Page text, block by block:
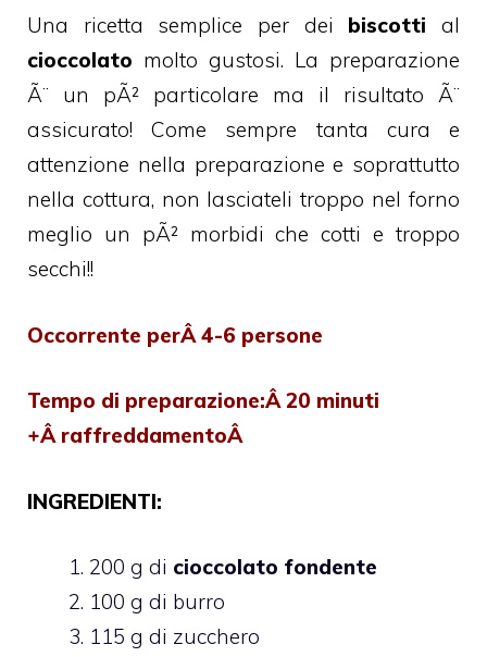
Una ricetta semplice per dei biscotti al
cioccolato molto gustosi. La preparazione
Ã¨ un pÃ² particolare ma il risultato Ã¨
assicurato! Come sempre tanta cura e
attenzione nella preparazione e soprattutto
nella cottura, non lasciateli troppo nel forno
meglio un pÃ² morbidi che cotti e troppo
secchi!!
Occorrente perÂ 4-6 persone
Tempo di preparazione:Â 20 minuti
+Â raffreddamentoÂ
INGREDIENTI:
200 g di cioccolato fondente
100 g di burro
115 g di zucchero